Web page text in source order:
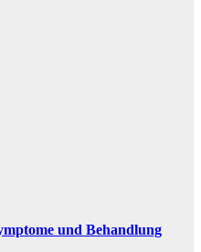
und Behandlung